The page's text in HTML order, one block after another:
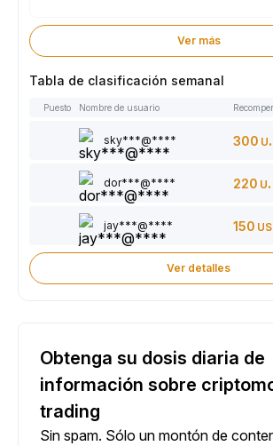
Ver más
Tabla de clasificación semanal
Puesto Nombre de usuario
sky***@**** 300 USDT
dor***@**** 220 USDT
jay***@**** 150 USDT
Ver detalles
Obtenga su dosis diaria de
información sobre
trading
Sin spam. Sólo un montón de